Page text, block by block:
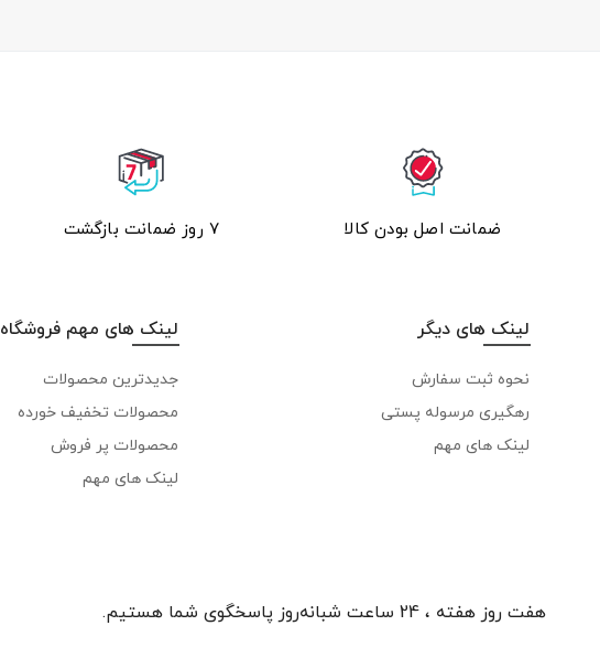
ضمانت اصل بودن کالا ۷ روز ضمانت بازگشت
لینک های دیگر
نحوه ثبت سفارش
رهگیری مرسوله پستی
لینک های مهم
لینک های مهم فروشگاه
جدیدترین محصولات
محصولات تخفیف خورده
محصولات پر فروش
لینک های مهم
هفت روز هفته ، 24 ساعت شبانه‌روز پاسخگوی شما هستیم.